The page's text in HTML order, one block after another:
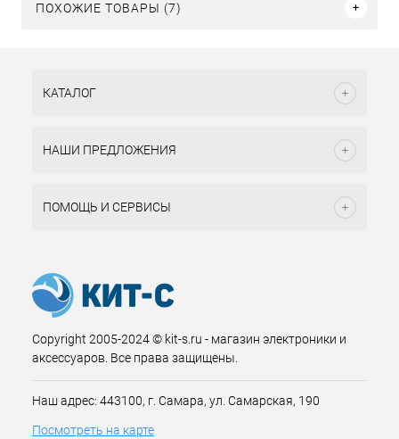
ПОХОЖИЕ ТОВАРЫ (7)
КАТАЛОГ
НАШИ ПРЕДЛОЖЕНИЯ
ПОМОЩЬ И СЕРВИСЫ
Copyright 2005-2024 © kit-s.ru - магазин электроники и
аксессуаров. Все права защищены.
Наш адрес: 443100, г. Самара, ул. Самарская, 190
Посмотреть на карте